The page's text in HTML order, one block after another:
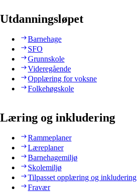
Utdanningsløpet
Barnehage
SFO
Grunnskole
Videregående
Opplæring for voksne
Folkehøgskole
Læring og inkludering
Rammeplaner
Læreplaner
Barnehagemiljø
Skolemiljø
Tilpasset opplæring og inkludering
Fravær